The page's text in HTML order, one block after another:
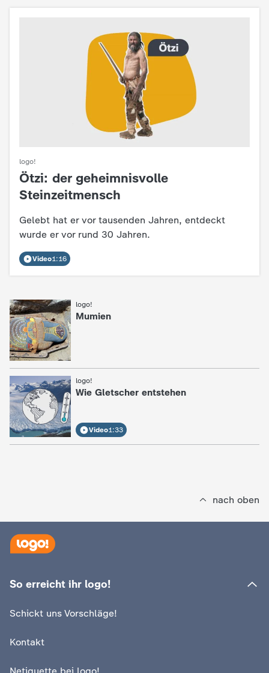
logo!
:Ötzi: der geheimnisvolle
Steinzeitmensch
Gelebt hat er vor tausenden Jahren, entdeckt
wurde er vor rund 30 Jahren.
Video1:16
logo!
: Mumien
logo!
: Wie Gletscher entstehen
Video1:33
nach oben
So erreicht ihr logo!
Schickt uns Vorschläge!
Kontakt